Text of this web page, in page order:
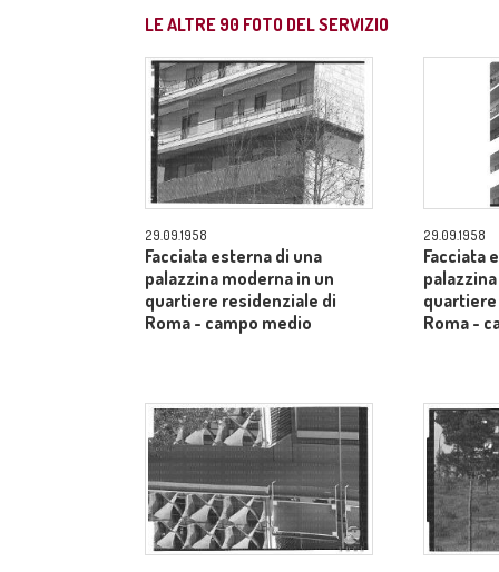
LE ALTRE 90 FOTO DEL SERVIZIO
29.09.1958
Facciata esterna di una
palazzina moderna in un
quartiere residenziale di
Roma - campo medio
29.09.1958
Facciata
Roma -